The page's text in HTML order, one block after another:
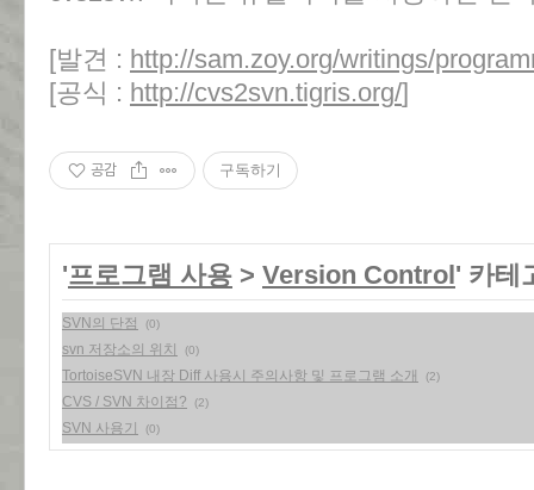
[발견 : http://sam.zoy.org/writings/
[공식 : http://cvs2svn.tigris.org/]
공감 구독하기
'프로그램 사용 > Version Control' 카테
SVN의 단점 (0)
svn 저장소의 위치 (0)
TortoiseSVN 내장 Diff 사용시 주의사항 및 프로그램 소개 (2)
CVS / SVN 차이점? (2)
SVN 사용기 (0)